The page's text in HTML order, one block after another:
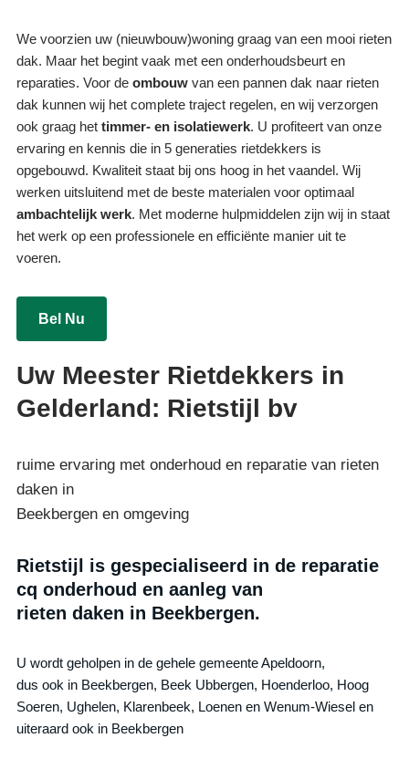
We voorzien uw (nieuwbouw)woning graag van een mooi rieten
dak. Maar het begint vaak met een onderhoudsbeurt en
reparaties. Voor deombouw van een pannen dak naar rieten
dak kunnen wij het complete traject regelen, en wij verzorgen
ook graag hettimmer- en isolatiewerk. U profiteert van onze
ervaring en kennis die in 5 generaties rietdekkers is
opgebouwd. Kwaliteit staat bij ons hoog in het vaandel. Wij
werken uitsluitend met de beste materialen voor optimaal
ambachtelijk werk. Met moderne hulpmiddelen zijn wij in staat
het werk op een professionele en efficiënte manier uit te
voeren.
Bel Nu
Uw Meester Rietdekkers in
Gelderland: Rietstijl bv
ruime ervaring met onderhoud en reparatie van rieten
daken in
Beekbergen en omgeving
Rietstijl is gespecialiseerd in de reparatie
cq onderhoud en aanleg van
rieten daken in Beekbergen.
U wordt geholpen in de gehele gemeente Apeldoorn,
dus ook in Beekbergen, Beek Ubbergen, Hoenderloo, Hoog
Soeren, Ughelen, Klarenbeek, Loenen en Wenum-Wiesel en
uiteraard ook in Beekbergen